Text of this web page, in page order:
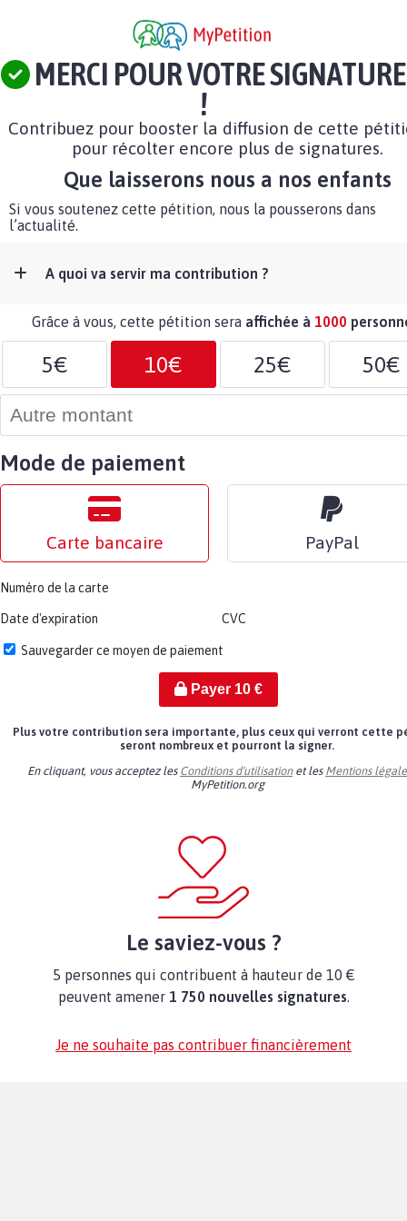
MERCI POUR VOTRE SIGNATURE
!
Contribuez pour booster la diffusion de cette
pour récolter encore plus de signatures.
Que laisserons nous a nos enfants
Si vous soutenez cette pétition, nous la pousserons dans
l’actualité.
A quoi va servir ma contribution ?
Grâce à vous, cette pétition sera affichée à 1000
5€ 10€ 25€ 50€
Mode de paiement
Carte bancaire PayPal
Numéro de la carte
Date d'expiration CVC
Sauvegarder ce moyen de paiement
Payer 10€
Plus votre contribution sera importante, plus ceux qui verront cette
seront nombreux et pourront la signer.
En cliquant, vous acceptez les Conditions d'utilisationet les Mentions
MyPetition.org
Le saviez-vous ?
5 personnes qui contribuent à hauteur de 10 €
peuvent amener 1 750 nouvelles signatures.
Je ne souhaite pas contribuer financièrement